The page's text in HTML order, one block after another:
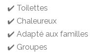
✔️ Toilettes
✔️ Chaleureux
✔️ Adapté aux familles
✔️ Groupes